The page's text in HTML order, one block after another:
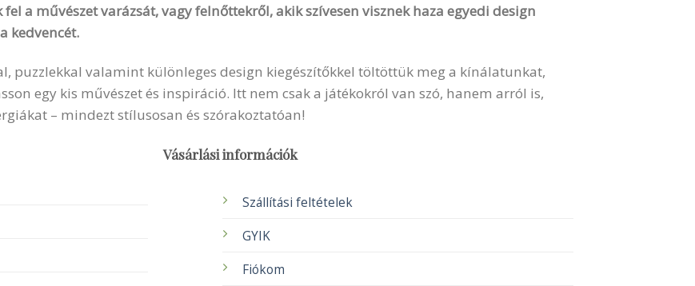
a művészet varázsát, vagy felnőttekről, akik szívesen visznek haza egyedi design
kedvencét.
puzzlekkal valamint különleges design kiegészítőkkel töltöttük meg a kínálatunkat,
egy kis művészet és inspiráció. Itt nem csak a játékokról van szó, hanem arról is,
– mindezt stílusosan és szórakoztatóan!
Vásárlási információk
Szállítási feltételek
GYIK
Fiókom